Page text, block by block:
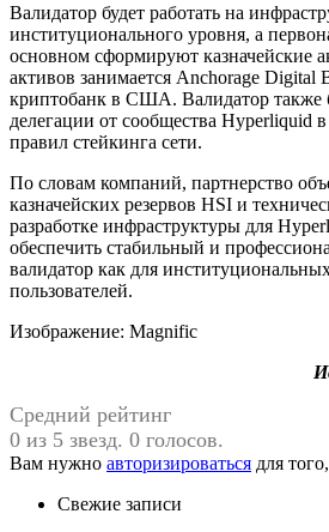
Валидатор будет работать на
институционального уровня, а
основном сформируют казначейские
активов занимается Anchorage
криптобанк в США. Валидатор также
делегации от сообщества Hyperliquid
правил стейкинга сети.
По словам компаний, партнерство
казначейских резервов HSI и
разработке инфраструктуры для
обеспечить стабильный и
валидатор как для
пользователей.
Изображение: Magnific
Средний рейтинг
0 из 5 звезд. 0 голосов.
Вам нужно авторизироваться для
Свежие записи